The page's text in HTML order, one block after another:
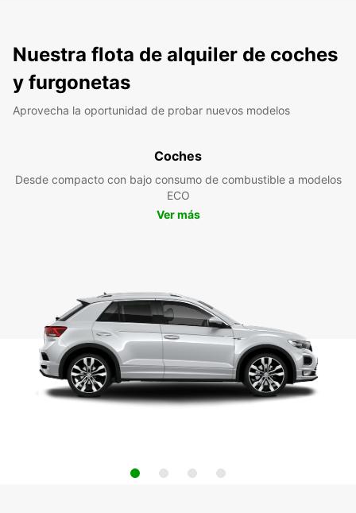
Nuestra flota de alquiler de coches
y furgonetas
Aprovecha la oportunidad de probar nuevos modelos
Coches
Desde compacto con bajo consumo de combustible a modelos
ECO
Ver más